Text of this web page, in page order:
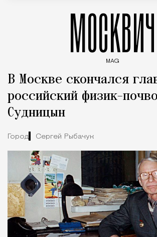
МОСКВИЧ
MAG
В Москве скончался
российский физик-
Судницын
Город Сергей Рыбачук